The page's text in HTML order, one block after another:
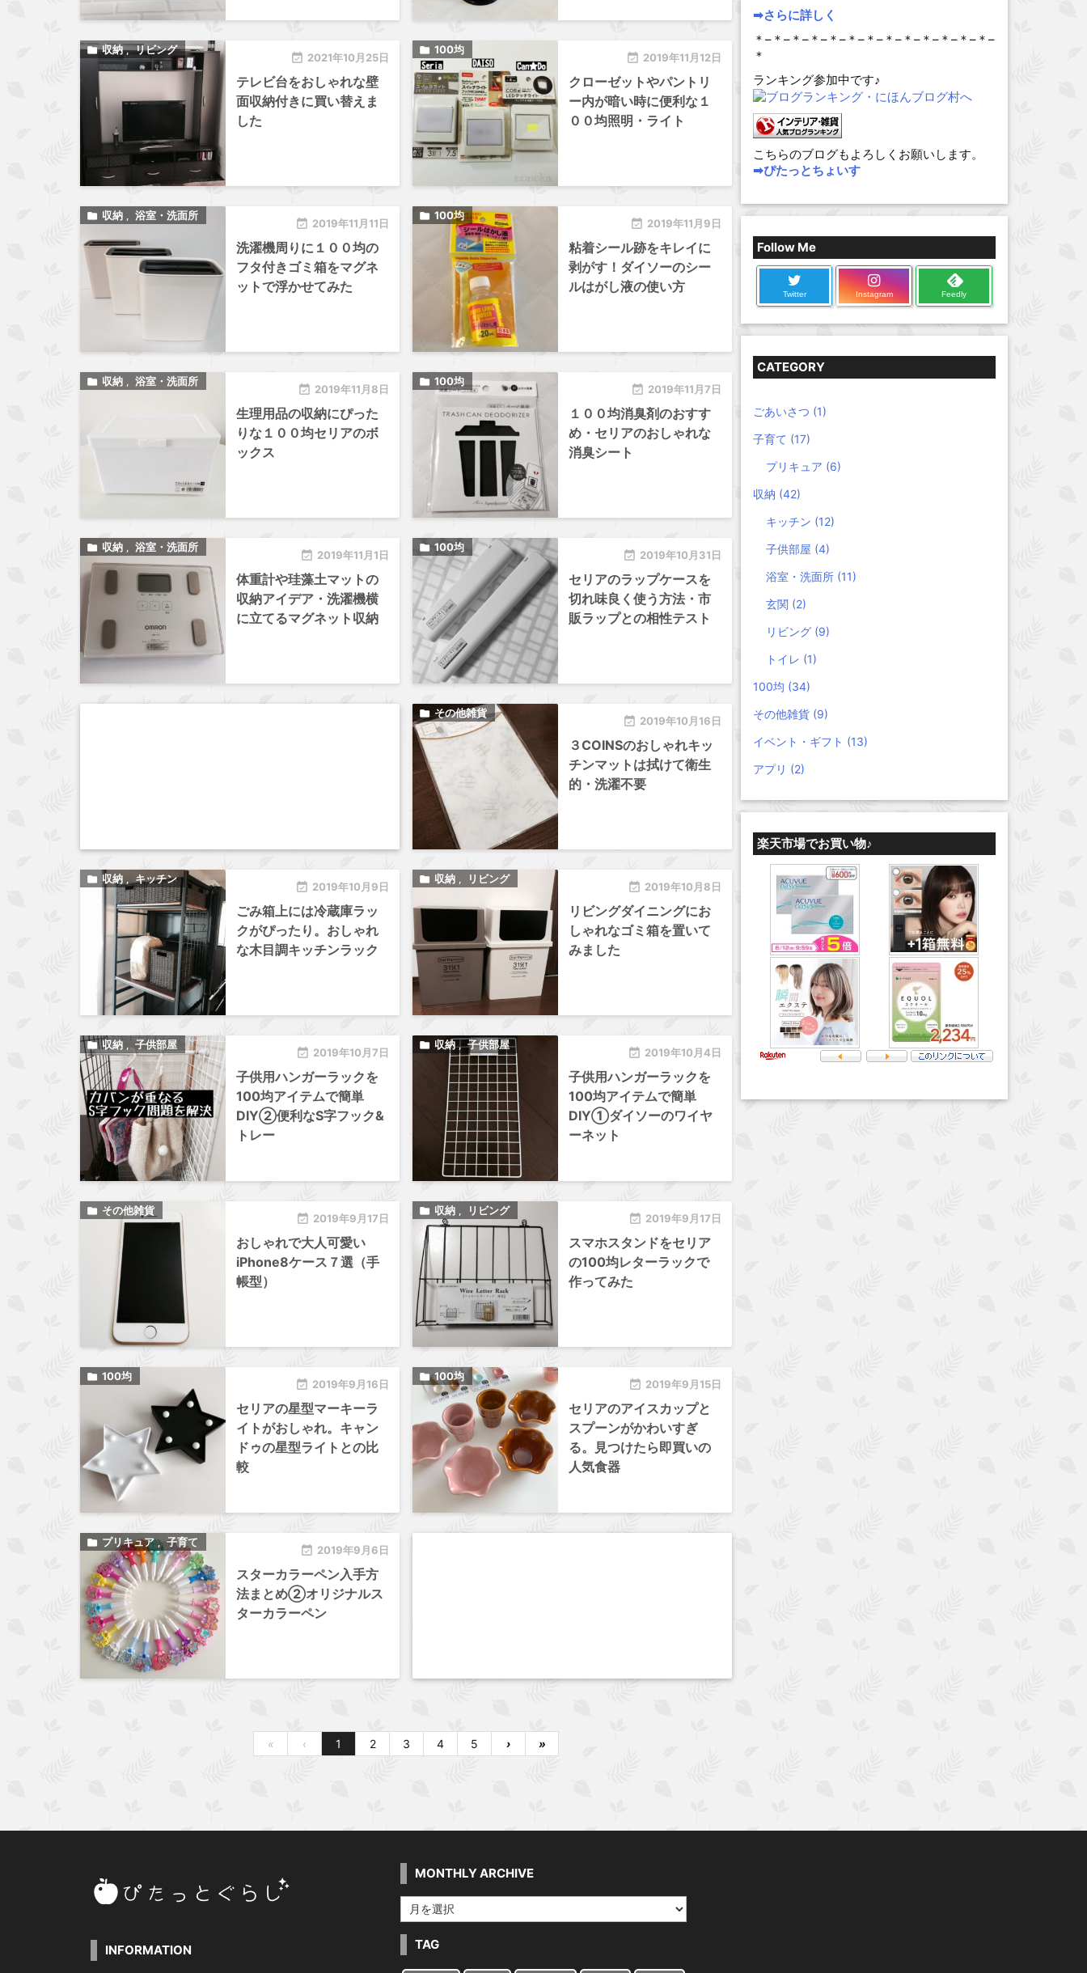
 2021年10月25日
 収納 , リビング
テレビ台をおしゃれな壁
面収納付きに買い替えま
した
 2019年11月12日
 100均
クローゼットやパントリ
ー内が暗い時に便利な１
００均照明・ライト
 2019年11月11日
 収納 , 浴室・洗面所
洗濯機周りに１００均の
フタ付きゴミ箱をマグネ
ットで浮かせてみた
 2019年11月9日
 100均
粘着シール跡をキレイに
剥がす！ダイソーのシー
ルはがし液の使い方
 2019年11月8日
 収納 , 浴室・洗面所
生理用品の収納にぴった
りな１００均セリアのボ
ックス
 2019年11月7日
 100均
１００均消臭剤のおすす
め・セリアのおしゃれな
消臭シート
 2019年11月1日
 収納 , 浴室・洗面所
体重計や珪藻土マットの
収納アイデア・洗濯機横
に立てるマグネット収納
 2019年10月31日
 100均
セリアのラップケースを
切れ味良く使う方法・市
販ラップとの相性テスト
 2019年10月16日
 その他雑貨
３COINSのおしゃれキッ
チンマットは拭けて衛生
的・洗濯不要
 2019年10月9日
 収納 , キッチン
ごみ箱上には冷蔵庫ラッ
クがぴったり。おしゃれ
な木目調キッチンラック
 2019年10月8日
 収納 , リビング
リビングダイニングにお
しゃれなゴミ箱を置いて
みました
 2019年10月7日
 収納 , 子供部屋
子供用ハンガーラックを
100均アイテムで簡単
DIY②便利なS字フック&
トレー
 2019年10月4日
 収納 , 子供部屋
子供用ハンガーラックを
100均アイテムで簡単
DIY①ダイソーのワイヤ
ーネット
 2019年9月17日
 その他雑貨
おしゃれで大人可愛い
iPhone8ケース７選（手
帳型）
 2019年9月17日
 収納 , リビング
スマホスタンドをセリア
の100均レターラックで
作ってみた
 2019年9月16日
 100均
セリアの星型マーキーラ
イトがおしゃれ。キャン
ドゥの星型ライトとの比
較
 2019年9月15日
 100均
セリアのアイスカップと
スプーンがかわいすぎ
る。見つけたら即買いの
人気食器
 2019年9月6日
 プリキュア , 子育て
スターカラーペン入手方
法まとめ②オリジナルス
ターカラーペン
« ‹ 1 2 3 4 5 › »
➡︎さらに詳しく
＊–＊–＊–＊–＊–＊–＊–＊–＊–＊–＊–＊–＊–
＊
ランキング参加中です♪
こちらのブログもよろしくお願いします。
➡︎ぴたっとちょいす
Follow Me
Twitter Instagram Feedly
CATEGORY
ごあいさつ (1)
子育て (17)
プリキュア (6)
収納 (42)
キッチン (12)
子供部屋 (4)
浴室・洗面所 (11)
玄関 (2)
リビング (9)
トイレ (1)
100均 (34)
その他雑貨 (9)
イベント・ギフト (13)
アプリ (2)
楽天市場でお買い物♪
INFORMATION
MONTHLY ARCHIVE
MONTHLY
ARCHIVE
TAG